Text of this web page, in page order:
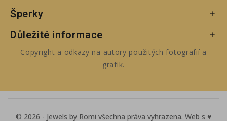
Šperky 
Důležité informace 
Copyright a odkazy na autory použitých fotografií a
grafik.
© 2026 - Jewels by Romi všechna práva vyhrazena. Web s ♥